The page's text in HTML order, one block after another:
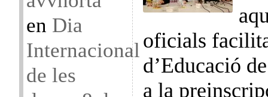
en Dia
Internacional
de les
oficials
d’Educació
a la